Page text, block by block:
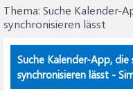
Thema: Suche Kalender-
synchronisieren lässt
Suche Kalender-App,
synchronisieren lässt -